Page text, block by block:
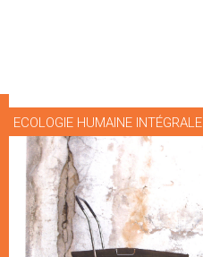
ECOLOGIE HUMAINE INTÉGRALE